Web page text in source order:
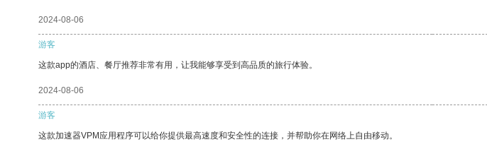
2024-08-06
游客
这款app的酒店、餐厅推荐非常有用，让我能够享受到高品质的旅行体验。
2024-08-06
游客
这款加速器VPM应用程序可以给你提供最高速度和安全性的连接，并帮助你在网络上自由移动。